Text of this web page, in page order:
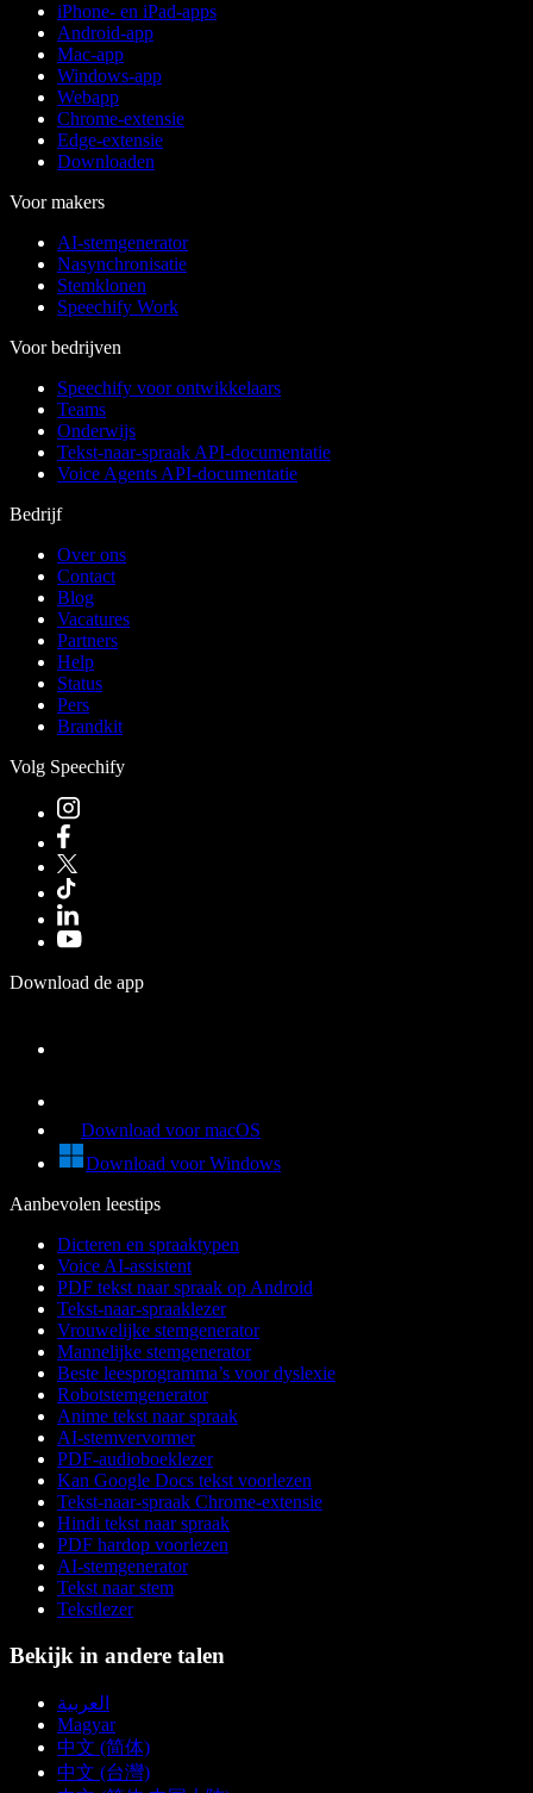
iPhone- en iPad-apps
Android-app
Mac-app
Windows-app
Webapp
Chrome-extensie
Edge-extensie
Downloaden
Voor makers
AI-stemgenerator
Nasynchronisatie
Stemklonen
Speechify Work
Voor bedrijven
Speechify voor ontwikkelaars
Teams
Onderwijs
Tekst-naar-spraak API-documentatie
Voice Agents API-documentatie
Bedrijf
Over ons
Contact
Blog
Vacatures
Partners
Help
Status
Pers
Brandkit
Volg Speechify
Download de app
Download voor macOS
Download voor Windows
Aanbevolen leestips
Dicteren en spraaktypen
Voice AI-assistent
PDF tekst naar spraak op Android
Tekst-naar-spraaklezer
Vrouwelijke stemgenerator
Mannelijke stemgenerator
Beste leesprogramma’s voor dyslexie
Robotstemgenerator
Anime tekst naar spraak
AI-stemvervormer
PDF-audioboeklezer
Kan Google Docs tekst voorlezen
Tekst-naar-spraak Chrome-extensie
Hindi tekst naar spraak
PDF hardop voorlezen
AI-stemgenerator
Tekst naar stem
Tekstlezer
Bekijk in andere talen
العربية
Magyar
中文 (简体)
中文 (台灣)